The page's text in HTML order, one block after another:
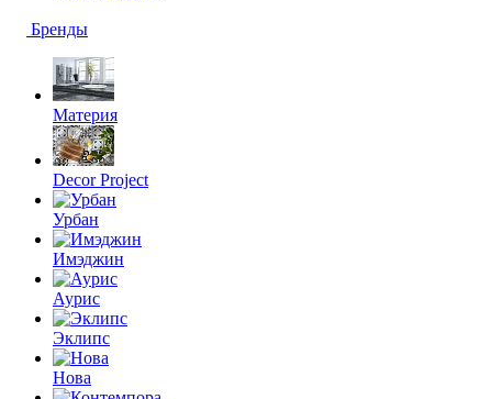
Бренды
Материя
Decor Project
Урбан
Имэджин
Аурис
Эклипс
Нова